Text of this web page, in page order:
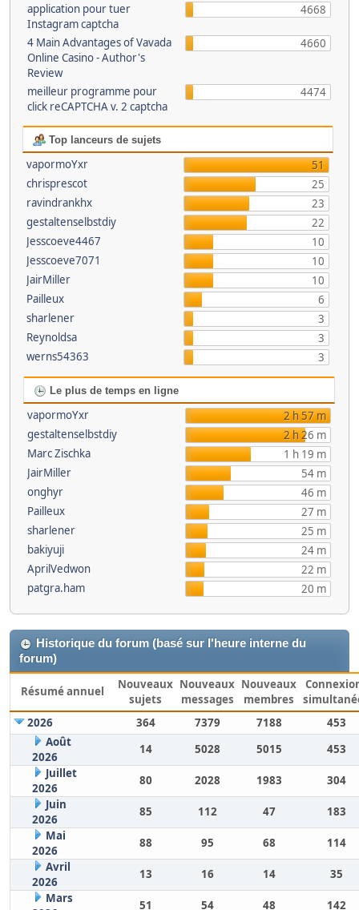
application pour tuer
Instagram captcha
4668
4 Main Advantages of Vavada
Online Casino - Author's
Review
4660
meilleur programme pour
click reCAPTCHA v. 2 captcha
4474
Top lanceurs de sujets
vapormoYxr
51
chrisprescot
25
ravindrankhx
23
gestaltenselbstdiy
22
Jesscoeve4467
10
Jesscoeve7071
10
JairMiller
10
Pailleux
6
sharlener
3
Reynoldsa
3
werns54363
3
Le plus de temps en ligne
vapormoYxr
2 h 57 m
gestaltenselbstdiy
2 h 26 m
Marc Zischka
1 h 19 m
JairMiller
54 m
onghyr
46 m
Pailleux
27 m
sharlener
25 m
bakiyuji
24 m
AprilVedwon
22 m
patgra.ham
20 m
Historique du forum (basé sur l'heure interne du
forum)
Résumé annuel
Nouveaux
sujets
Nouveaux
messages
Nouveaux
membres
2026
364 7379 7188
453
Août
2026
14 5028 5015
453
Juillet
2026
80 2028 1983
304
Juin
2026
85 112 47
183
Mai
2026
88 95 68
114
Avril
2026
13 16 14
35
Mars
51 54 48
142